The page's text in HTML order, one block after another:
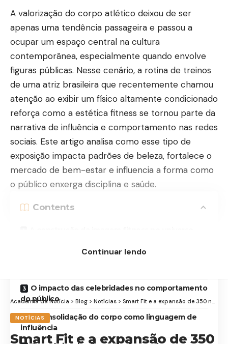
A valorização do corpo atlético deixou de ser
apenas uma tendência passageira e passou a
ocupar um espaço central na cultura
contemporânea, especialmente quando envolve
figuras públicas. Nesse cenário, a rotina de treinos
de uma atriz brasileira que recentemente chamou
atenção ao exibir um físico altamente condicionado
reforça como a estética fitness se tornou parte da
narrativa de influência e comportamento nas redes
sociais. Este artigo analisa como esse tipo de
exposição impacta padrões de beleza, fortalece o
mercado de bem-estar e influencia a forma como
o público enxerga disciplina e saúde.
Contents
O impacto das celebridades no comportamento
do público
A consolidação do corpo como linguagem de
influência
Continuar lendo
Academia da Notícia > Blog > Notícias > Smart Fit e a expansão de 350 novas academias em 2026: o que muda no mercado fitness no Brasil
NOTÍCIAS
Smart Fit e a expansão de 350